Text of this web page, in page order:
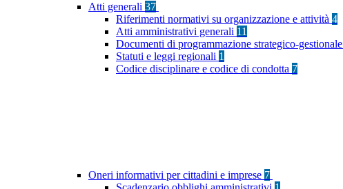
Atti generali 37
Riferimenti normativi su organizzazione e attività 4
Atti amministrativi generali 11
Documenti di programmazione strategico-gestionale
Statuti e leggi regionali 1
Codice disciplinare e codice di condotta 7
Oneri informativi per cittadini e imprese 7